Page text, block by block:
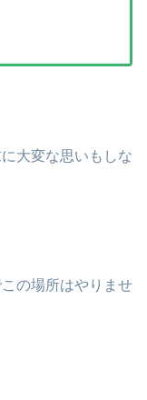
大変な思いもしな
の場所はやりませ